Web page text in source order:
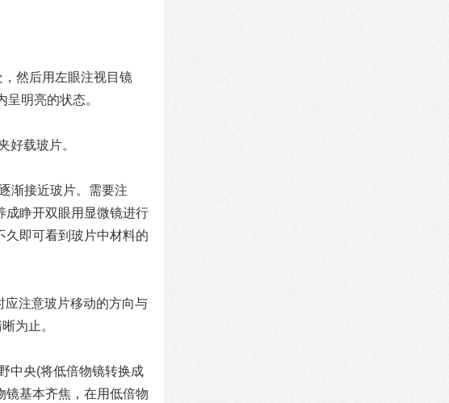
然后用左眼注视目镜
明亮的状态。
好载玻片。
渐接近玻片。需要注
成睁开双眼用显微镜进行
久即可看到玻片中材料的
应注意玻片移动的方向与
为止。
中央(将低倍物镜转换成
镜基本齐焦，在用低倍物